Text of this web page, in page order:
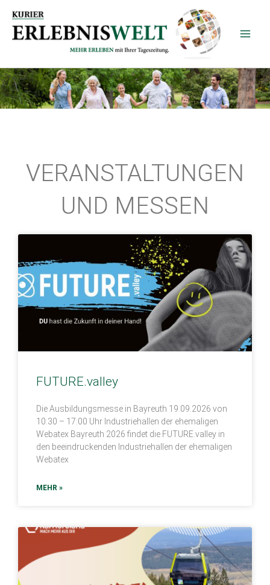
Inhalt
springen
VERANSTALTUNGEN
UND MESSEN
FUTURE.valley
Die Ausbildungsmesse in Bayreuth 19.09.2026 von
10:30 – 17:00 Uhr Industriehallen der ehemaligen
Webatex Bayreuth 2026 findet die FUTURE.valley in
den beeindruckenden Industriehallen der ehemaligen
Webatex
MEHR »